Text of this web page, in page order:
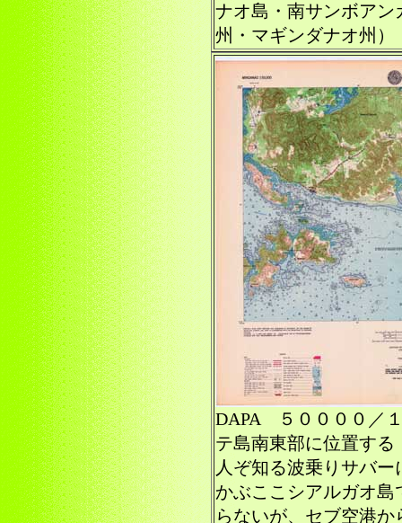
ナオ島・南サンボア
州・マギンダナオ州）
DAPA ５００００／
テ島南東部に位置す
人ぞ知る波乗りサバ
かぶここシアルガオ
らないが、セブ空港